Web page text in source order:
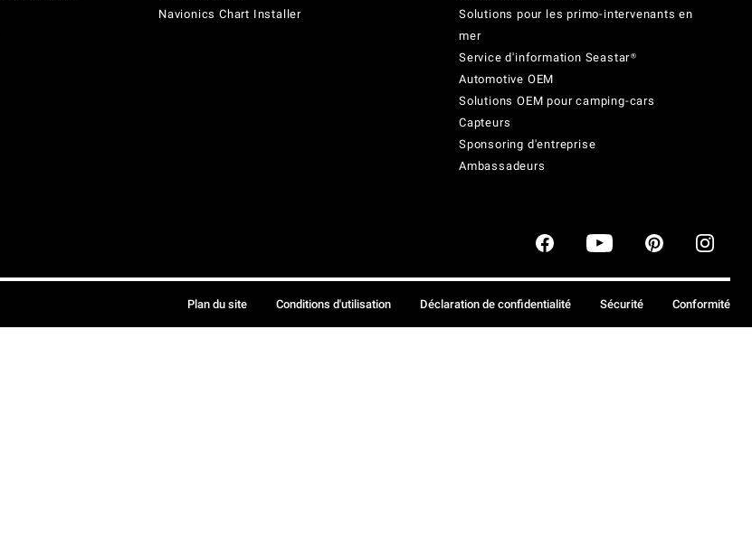
Navionics Chart Installer
Solutions pour les primo-intervenants en
mer
Service d'information Seastar®
Automotive OEM
Solutions OEM pour camping-cars
Capteurs
Sponsoring d'entreprise
Ambassadeurs
Plan du site Conditions d'utilisation Déclaration de confidentialité Sécurité Conformité